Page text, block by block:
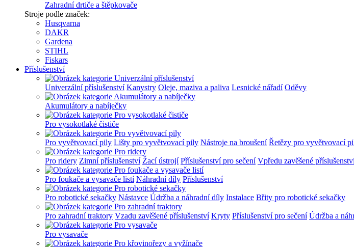
Zahradní drtiče a štěpkovače
Stroje podle značek:
Husqvarna
DAKR
Gardena
STIHL
Fiskars
Příslušenství
Univerzální příslušenství Kanystry Oleje, maziva a paliva Lesnické nářadí Oděvy
Akumulátory a nabíječky
Pro vysokotlaké čističe
Pro vyvětvovací pily Lišty pro vyvětvovací pily Nástroje na broušení Řetězy pro vyvětvovací
Pro ridery Zimní příslušenství Žací ústrojí Příslušenství pro sečení Vpředu zavěšené
Pro foukače a vysavače listí Náhradní díly Příslušenství
Pro robotické sekačky Nástavce Údržba a náhradní díly Instalace Břity pro robotické sekačky
Pro zahradní traktory Vzadu zavěšené příslušenství Kryty Příslušenství pro sečení Údržba a
Pro vysavače